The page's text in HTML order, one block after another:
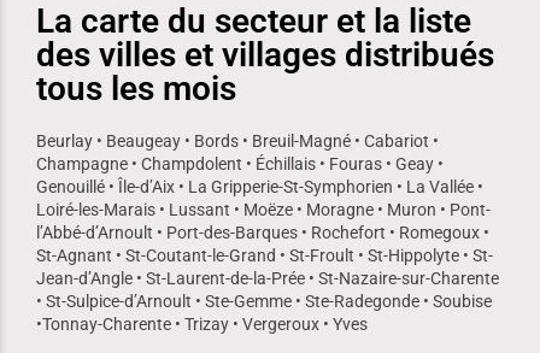
La carte du secteur et la liste
des villes et villages distribués
tous les mois
Beurlay • Beaugeay • Bords • Breuil-Magné • Cabariot •
Champagne • Champdolent • Échillais • Fouras • Geay •
Genouillé • Île-d’Aix • La Gripperie-St-Symphorien • La Vallée •
Loiré-les-Marais • Lussant • Moëze • Moragne • Muron • Pont-
l’Abbé-d’Arnoult • Port-des-Barques • Rochefort • Romegoux •
St-Agnant • St-Coutant-le-Grand • St-Froult • St-Hippolyte • St-
Jean-d’Angle • St-Laurent-de-la-Prée • St-Nazaire-sur-Charente
• St-Sulpice-d’Arnoult • Ste-Gemme • Ste-Radegonde • Soubise
•Tonnay-Charente • Trizay • Vergeroux • Yves